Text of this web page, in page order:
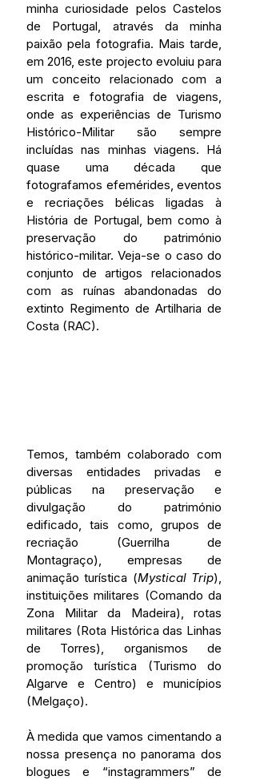
minha curiosidade pelos Castelos
de Portugal, através da minha
paixão pela fotografia. Mais tarde,
em 2016, este projecto evoluiu para
um conceito relacionado com a
escrita e fotografia de viagens,
onde as experiências de Turismo
Histórico-Militar são sempre
incluídas nas minhas viagens. Há
quase uma década que
fotografamos efemérides, eventos
e recriações bélicas ligadas à
História de Portugal, bem como à
preservação do património
histórico-militar. Veja-se o caso do
conjunto de artigos relacionados
com as ruínas abandonadas do
extinto Regimento de Artilharia de
Costa (RAC).
Temos, também colaborado com
diversas entidades privadas e
públicas na preservação e
divulgação do património
edificado, tais como, grupos de
recriação (Guerrilha de
Montagraço), empresas de
animação turística (Mystical Trip),
instituições militares (Comando da
Zona Militar da Madeira), rotas
militares (Rota Histórica das Linhas
de Torres), organismos de
promoção turística (Turismo do
Algarve e Centro) e municípios
(Melgaço).
À medida que vamos cimentando a
nossa presença no panorama dos
blogues e “instagrammers” de